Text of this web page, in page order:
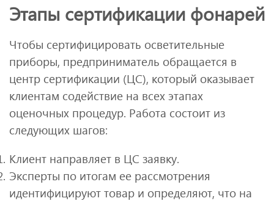
Этапы сертификации фонарей
Чтобы сертифицировать осветительные
приборы, предприниматель обращается в
центр сертификации (ЦС), который оказывает
клиентам содействие на всех этапах
оценочных процедур. Работа состоит из
следующих шагов:
Клиент направляет в ЦС заявку.
Эксперты по итогам ее рассмотрения
идентифицируют товар и определяют, что на